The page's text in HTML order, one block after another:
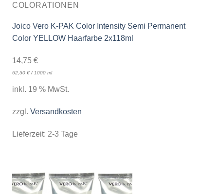
COLORATIONEN
Joico Vero K-PAK Color Intensity Semi Permanent
Color YELLOW Haarfarbe 2x118ml
14,75 €
62,50 €/ 1000 ml
inkl. 19 % MwSt.
zzgl. Versandkosten
Lieferzeit: 2-3 Tage